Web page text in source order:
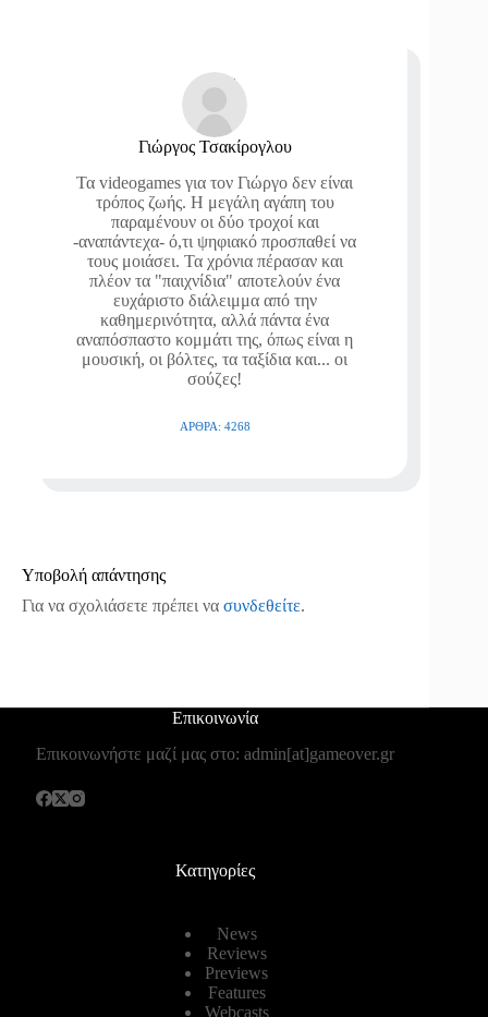
Γιώργος Τσακίρογλου
Τα videogames για τον Γιώργο δεν είναι
τρόπος ζωής. Η μεγάλη αγάπη του
παραμένουν οι δύο τροχοί και
-αναπάντεχα- ό,τι ψηφιακό προσπαθεί να
τους μοιάσει. Τα χρόνια πέρασαν και
πλέον τα "παιχνίδια" αποτελούν ένα
ευχάριστο διάλειμμα από την
καθημερινότητα, αλλά πάντα ένα
αναπόσπαστο κομμάτι της, όπως είναι η
μουσική, οι βόλτες, τα ταξίδια και... οι
σούζες!
ΆΡΘΡΑ: 4268
Υποβολή απάντησης
Για να σχολιάσετε πρέπει να συνδεθείτε.
Επικοινωνία
Επικοινωνήστε μαζί μας στο: admin[at]gameover.gr
Κατηγορίες
News
Reviews
Previews
Features
Webcasts